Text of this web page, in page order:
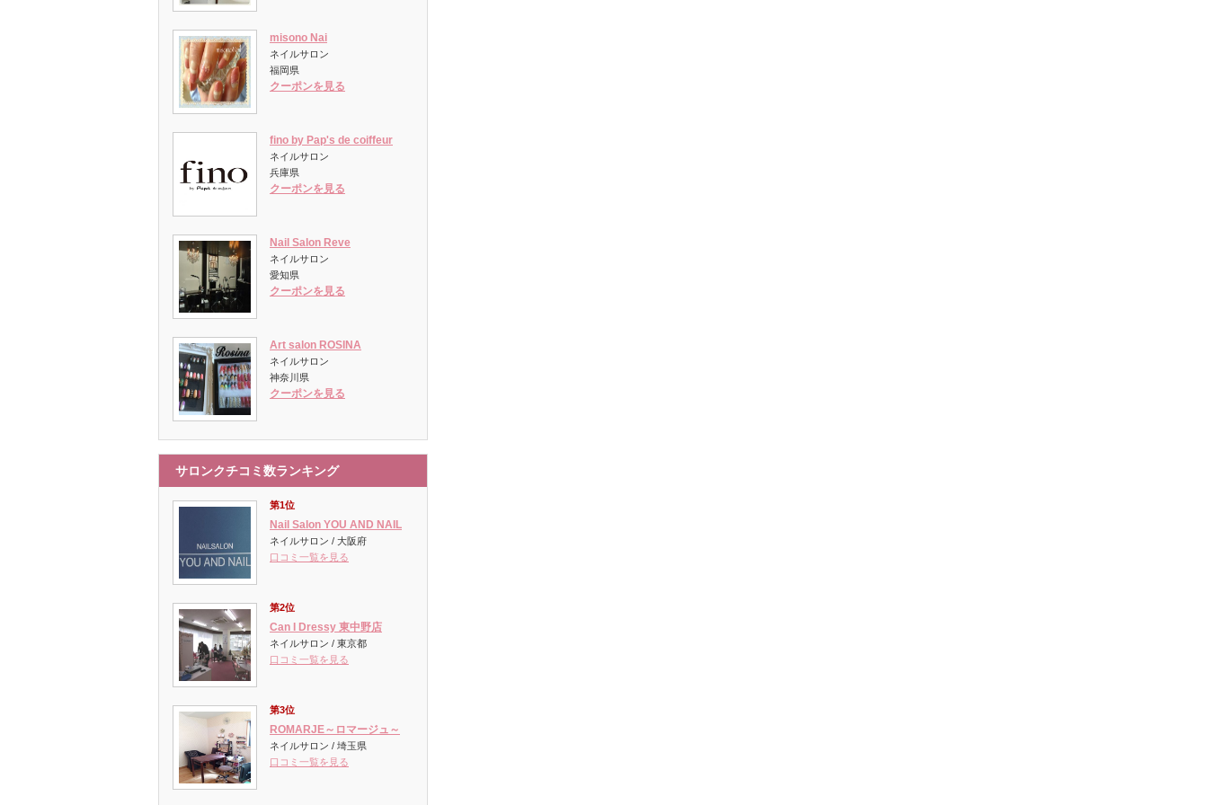
misono Nai
ネイルサロン
福岡県
クーポンを見る
fino by Pap's de coiffeur
ネイルサロン
兵庫県
クーポンを見る
Nail Salon Reve
ネイルサロン
愛知県
クーポンを見る
Art salon ROSINA
ネイルサロン
神奈川県
クーポンを見る
サロンクチコミ数ランキング
第1位
Nail Salon YOU AND NAIL
ネイルサロン / 大阪府
口コミ一覧を見る
第2位
Can I Dressy 東中野店
ネイルサロン / 東京都
口コミ一覧を見る
第3位
ROMARJE～ロマージュ～
ネイルサロン / 埼玉県
口コミ一覧を見る